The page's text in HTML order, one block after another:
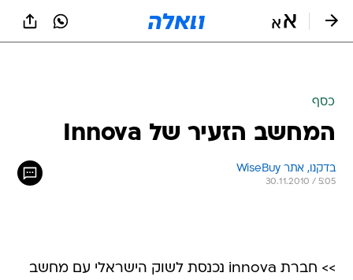
כסף
המחשב הזעיר של Innova
בדקנו, אתר WiseBuy
30.11.2010 / 5:05
>> חברת innova נכנסת לשוק הישראלי עם מחשב